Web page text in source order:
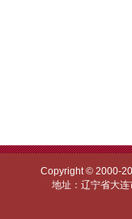
Copyright © 2000-
地址：辽宁省大